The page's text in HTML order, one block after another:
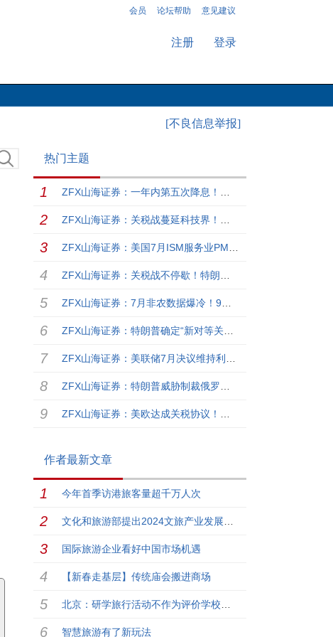
会员 论坛帮助 意见建议
注册 登录
[不良信息举报]
热门主题
作者最新文章
今年首季访港旅客量超千万人次
国际旅游企业看好中国市场机遇
【新春走基层】传统庙会搬进商场
智慧旅游有了新玩法